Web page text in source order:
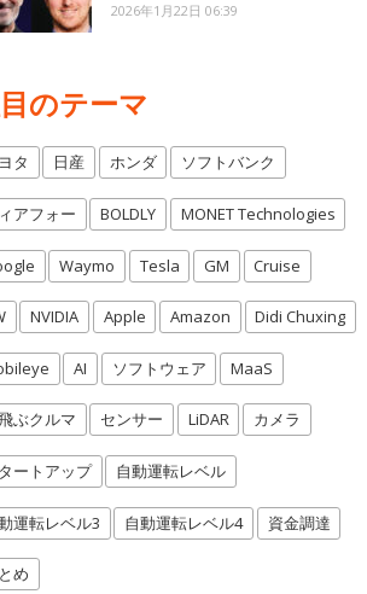
2026年1月22日 06:39
のテーマ
タ 日産 ホンダ ソフトバンク
アフォー BOLDLY MONET Technologies
Waymo Tesla GM Cruise
NVIDIA Apple Amazon Didi Chuxing
AI ソフトウェア MaaS
ぶクルマ センサー LiDAR カメラ
ートアップ 自動運転レベル
運転レベル3 自動運転レベル4 資金調達
め